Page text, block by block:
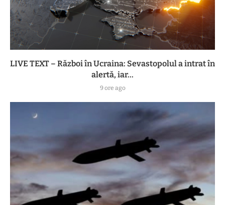
LIVE TEXT – Război în Ucraina: Sevastopolul a intrat în
alertă, iar...
9 ore ago